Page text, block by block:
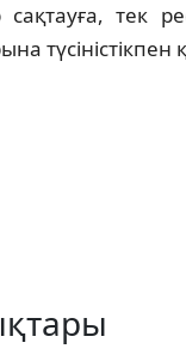
сақтауға, тек